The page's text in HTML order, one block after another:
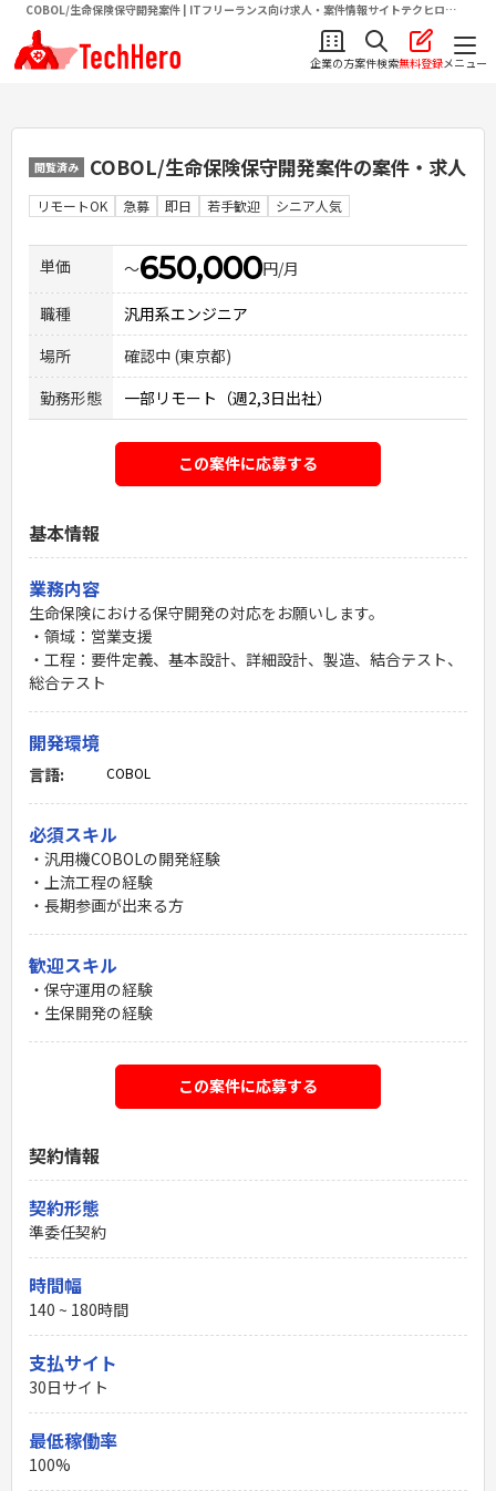
COBOL/生命保険保守開発案件 | ITフリーランス向け求人・案件情報サイトテクヒロ
（TechHero）
企業の方案件検索無料登録メニュー
閲覧済み COBOL/生命保険保守開発案件の案件・求人
リモートOK 急募 即日 若手歓迎 シニア人気
単価 〜650,000円/月
職種
汎用系エンジニア
場所
確認中 (東京都)
勤務形態
一部リモート（週2,3日出社）
この案件に応募する
基本情報
業務内容
生命保険における保守開発の対応をお願いします。
・領域：営業支援
・工程：要件定義、基本設計、詳細設計、製造、結合テスト、
総合テスト
開発環境
言語: COBOL
必須スキル
・汎用機COBOLの開発経験
・上流工程の経験
・長期参画が出来る方
歓迎スキル
・保守運用の経験
・生保開発の経験
この案件に応募する
契約情報
契約形態
準委任契約
時間幅
140 ~ 180時間
支払サイト
30日サイト
最低稼働率
100%